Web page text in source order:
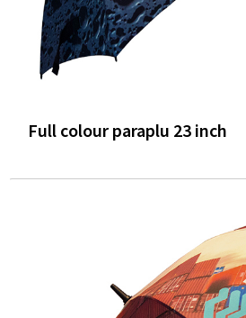
Full colour paraplu 23 inch